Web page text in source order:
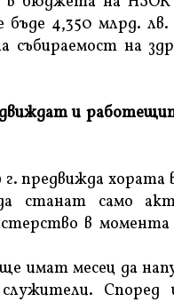
4,350 млрд.
събираемост на
и
предвижда
станат само
в
имат месец да
Според